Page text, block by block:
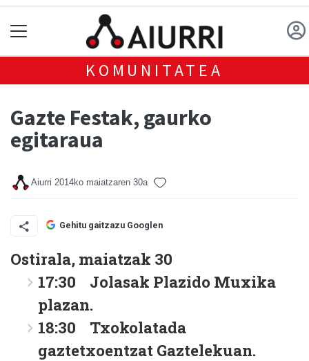
KOMUNITATEA
Gazte Festak, gaurko
egitaraua
Aiurri 2014ko maiatzaren 30a
Gehitu gaitzazu Googlen
Ostirala, maiatzak 30
17:30 Jolasak Plazido Muxika
plazan.
18:30 Txokolatada
gaztetxoentzat Gaztelekuan.